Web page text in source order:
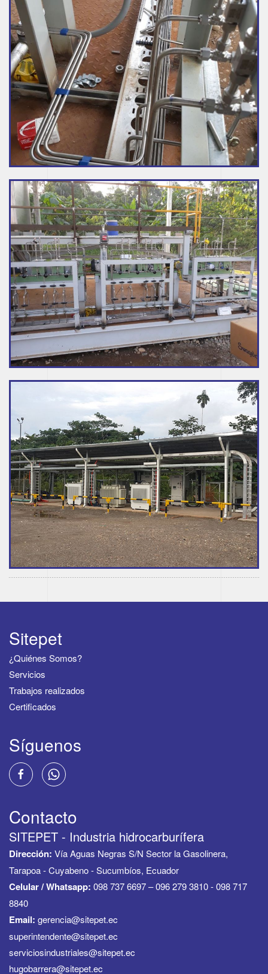
Sitepet
¿Quiénes Somos?
Servicios
Trabajos realizados
Certificados
Síguenos
Contacto
SITEPET - Industria hidrocarburífera
Dirección: Vía Aguas Negras S/N Sector la Gasolinera,
Tarapoa - Cuyabeno - Sucumbíos, Ecuador
Celular / Whatsapp: 098 737 6697 – 096 279 3810 - 098 717
8840
Email: gerencia@sitepet.ec
superintendente@sitepet.ec
serviciosindustriales@sitepet.ec
hugobarrera@sitepet.ec